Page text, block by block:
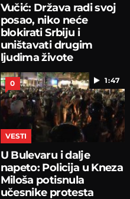
Vučić: Država radi svoj
posao, niko neće
blokirati Srbiju i
uništavati drugim
ljudima živote
1:47
0
VESTI
U Bulevaru i dalje
napeto: Policija u Kneza
Miloša potisnula
učesnike protesta